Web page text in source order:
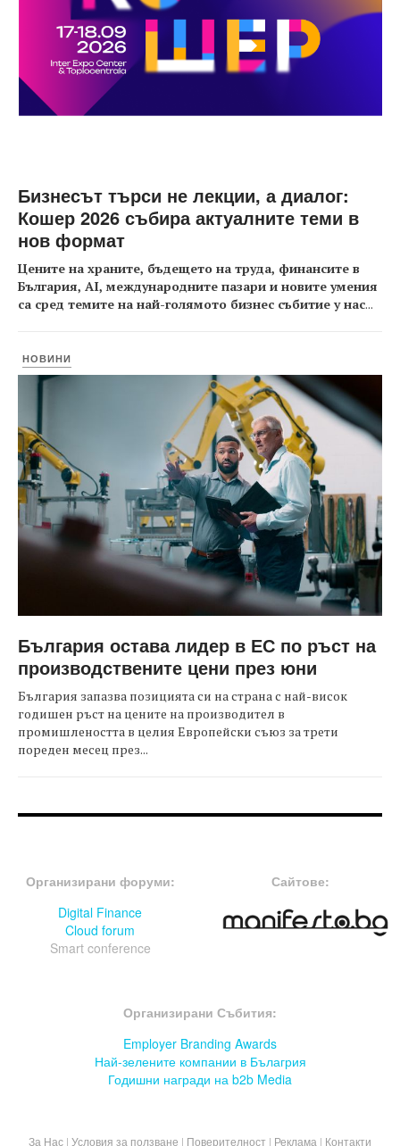
Бизнесът търси не лекции, а диалог:
Кошер 2026 събира актуалните теми в
нов формат
Цените на храните, бъдещето на труда, финансите в
България, AI, международните пазари и новите умения
са сред темите на най-голямото бизнес събитие у нас...
НОВИНИ
България остава лидер в ЕС по ръст на
производствените цени през юни
България запазва позицията си на страна с най-висок
годишен ръст на цените на производител в
промишлеността в целия Европейски съюз за трети
пореден месец през...
Организирани форуми:
Digital Finance
Cloud forum
Smart conference
Сайтове:
Организирани Събития:
Employer Branding Awards
Най-зелените компании в Бълагрия
Годишни награди на b2b Media
За Нас | Условия за ползване | Поверителност | Реклама | Контакти